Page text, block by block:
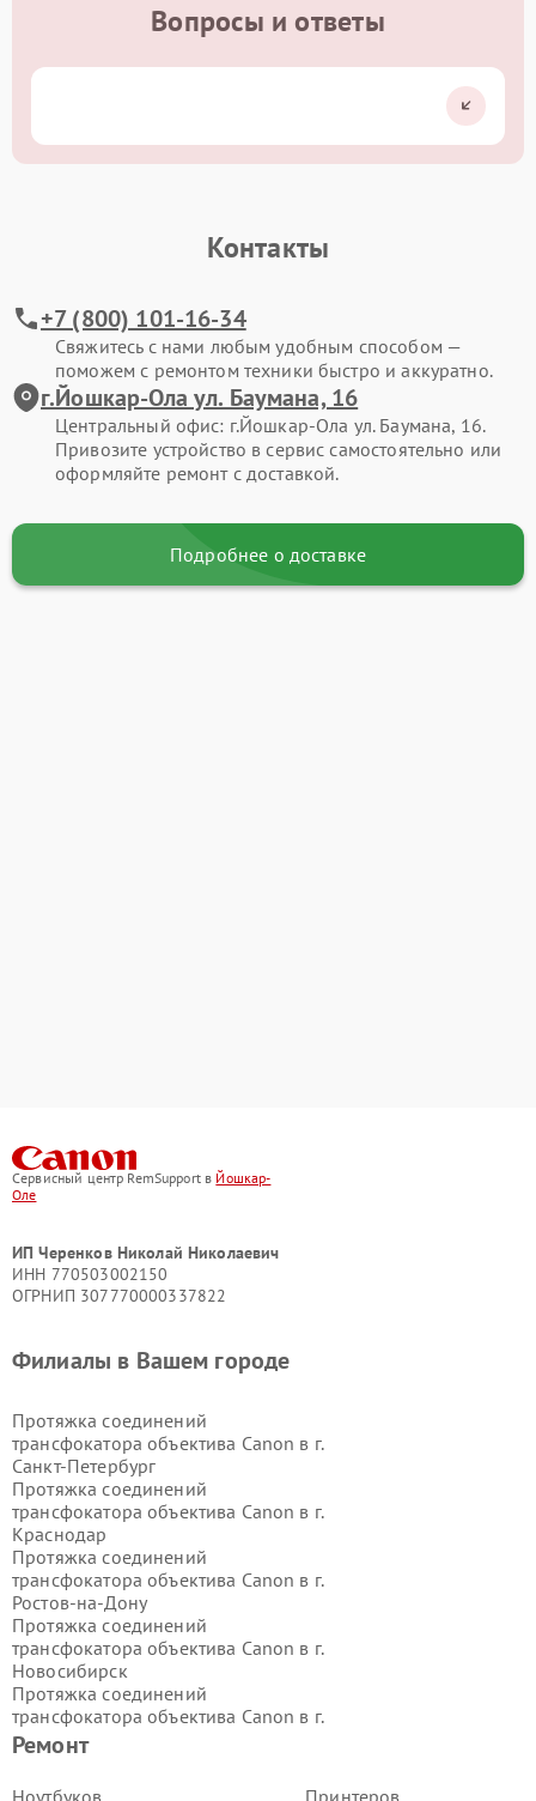
Вопросы и ответы
Контакты
+7 (800) 101-16-34
Свяжитесь с нами любым удобным способом —
поможем с ремонтом техники быстро и аккуратно.
г.Йошкар-Ола ул. Баумана, 16
Центральный офис: г.Йошкар-Ола ул. Баумана, 16.
Привозите устройство в сервис самостоятельно или
оформляйте ремонт с доставкой.
Подробнее о доставке
Сервисный центр RemSupport в Йошкар-
Оле
ИП Черенков Николай Николаевич
ИНН 770503002150
ОГРНИП 307770000337822
Ремонт
Филиалы в Вашем городе
Протяжка соединений
трансфокатора объектива Canon в г.
Санкт-Петербург
Протяжка соединений
трансфокатора объектива Canon в г.
Краснодар
Протяжка соединений
трансфокатора объектива Canon в г.
Ростов-на-Дону
Протяжка соединений
трансфокатора объектива Canon в г.
Новосибирск
Протяжка соединений
трансфокатора объектива Canon в г.
Екатеринбург
трансфокатора объектива Canon в г.